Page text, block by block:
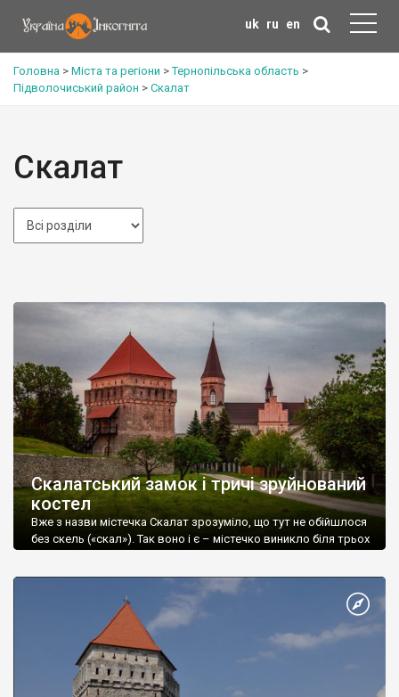
uk ru en
Головна > Міста та регіони >Тернопільська область >
Підволочиський район > Скалат
Скалат
Скалатський замок і тричі зруйнований
костел
Вже з назви містечка Скалат зрозуміло, що тут не обійшлося
без скель («скал»). Так воно і є – містечко виникло біля трьох
Янушеві Сверчовському, каштелянові віслицькому, старості
теребовлянському та люблінському, надали дозвіл на
купівлю сіл Скалат, Лошньова та Сущин […]